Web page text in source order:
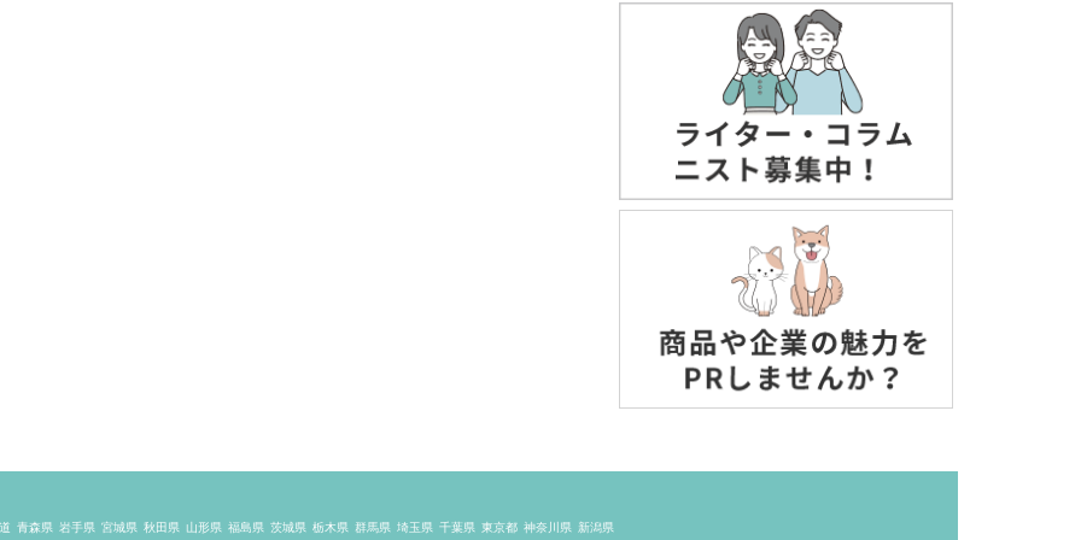
青森県 岩手県 宮城県 秋田県 山形県 福島県 茨城県 栃木県 群馬県 埼玉県 千葉県 東京都 神奈川県 新潟県